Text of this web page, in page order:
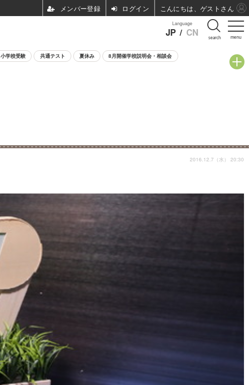
menu
Language
JP / CN search
小学校受験 共通テスト 夏休み 8月開催学校説明会・相談会
2016.12.7（水） 20:30
ログイン こんにちは、ゲストさん